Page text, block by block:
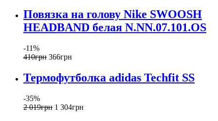
Повязка на голову Nike SWOOSH
HEADBAND белая N.NN.07.101.OS
-11%
410грн 366грн
Термофутболка adidas Techfit SS
-35%
2 019грн 1 304грн